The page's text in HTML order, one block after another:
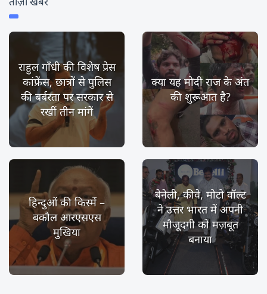
राहुल गाँधी की विशेष प्रेस
कांफ्रेंस, छात्रों से पुलिस
की बर्बरता पर सरकार से
रखीं तीन मांगें
क्या यह मोदी राज के अंत
की शुरूआत है?
हिन्दुओं की किस्में –
बकौल आरएसएस
मुखिया
बेनेली, कीवे, मोटो वॉल्ट
ने उत्तर भारत में अपनी
मौजूदगी को मज़बूत
बनाया